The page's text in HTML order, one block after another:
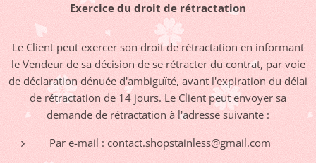
Exercice du droit de rétractation
Le Client peut exercer son droit de rétractation en informant
le Vendeur de sa décision de se rétracter du contrat, par voie
de déclaration dénuée d'ambiguïté, avant l'expiration du délai
de rétractation de 14 jours. Le Client peut envoyer sa
demande de rétractation à l'adresse suivante :
Par e-mail : contact.shopstainless@gmail.com